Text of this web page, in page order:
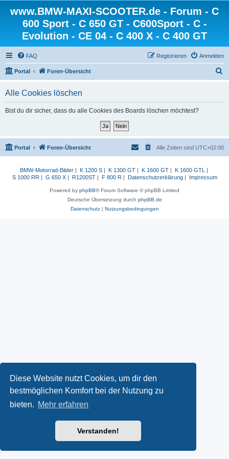
Diese Website nutzt Cookies, um dir den
bestmöglichen Komfort bei der Nutzung zu
bieten. Mehr erfahren
Verstanden!
www.BMW-MAXI-SCOOTER.de - Forum - C
600 Sport - C 650 GT - C600Sport - C -
Evolution - CE 04 - C 400 X - C 400 GT
FAQ Anmelden
Registrieren
Portal Foren-Übersicht
Alle Cookies löschen
Bist du dir sicher, dass du alle Cookies des Boards löschen möchtest?
Portal Foren-Übersicht Alle Zeiten sind UTC+02:00
BMW-Motorrad-Bilder| K 1200 S| K 1300 GT| K 1600 GT| K 1600 GTL
|
S 1000 RR | G 650 X| R1200ST| F 800 R | Datenschutzerklärung| Impressum
Powered by phpBB® Forum Software © phpBB Limited
Deutsche Übersetzung durch phpBB.de
Datenschutz| Nutzungsbedingungen